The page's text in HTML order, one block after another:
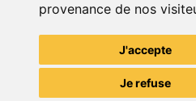
provenance de nos
J'accepte
Je refuse
Voir tous les
Grenier
Télécharge notre app pour